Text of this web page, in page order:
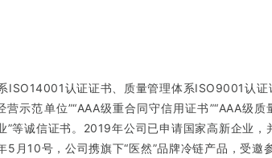
ISO14001认证证书、质量管理体系ISO9001认证
示范单位”“AAA级重合同守信用证书”“AAA级质
”等诚信证书。2019年公司已申请国家高新企业，
10号，公司携旗下“医然”品牌冷链产品，受邀